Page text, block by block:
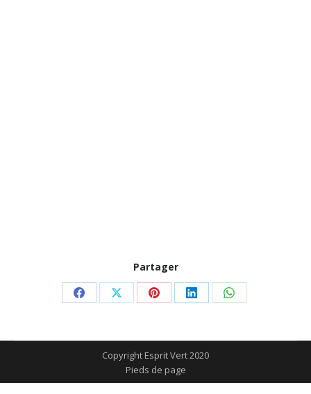
Partager
Partager
Facebook
Partager
X
Partager
Pinterest
Partager
LinkedIn
Partager
WhatsApp
Copyright Esprit Vert 2020
Pieds de page